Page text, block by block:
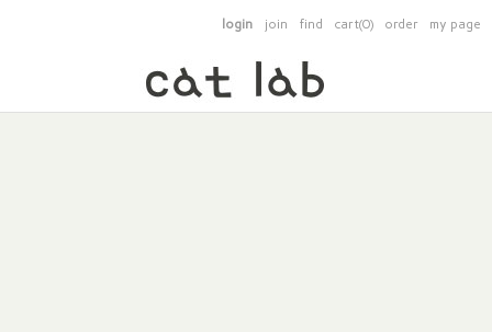
login join find cart(0) order my page